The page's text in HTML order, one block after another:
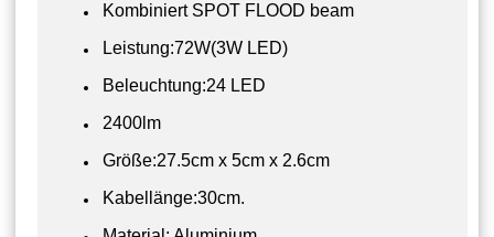
Kombiniert SPOT FLOOD beam
Leistung:72W(3W LED)
Beleuchtung:24 LED
2400lm
Größe:27.5cm x 5cm x 2.6cm
Kabellänge:30cm.